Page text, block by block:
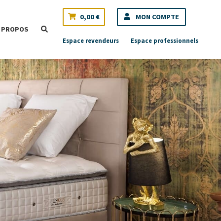
PROPOS
0,00€ MON COMPTE
Espace revendeurs Espace professionnels